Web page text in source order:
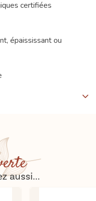
certifiées
épaississant ou
aussi...